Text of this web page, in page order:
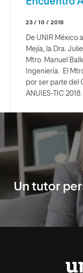
23 / 10 / 2018
De UNIR México
Mejía, la Dra.
Mtro. Manuel
Ingeniería. El
por ser parte del
ANUIES-TIC 2018.
Un tutor